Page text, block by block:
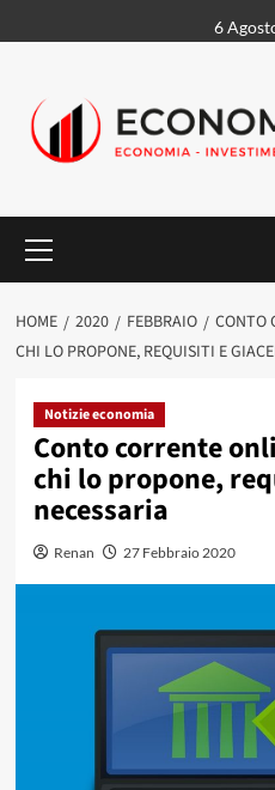
al
6
principale
HOME 2020 FEBBRAIO
CONTO
CHI LO PROPONE, REQUISITI E
Notizie economia
Conto corrente
chi lo propone,
necessaria
Renan 27 Febbraio 2020